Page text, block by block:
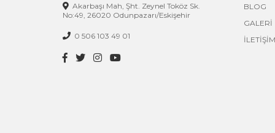
Akarbaşı Mah, Şht. Zeynel Toköz Sk.
No:49, 26020 Odunpazarı/Eskişehir
0 506 103 49 01
BLOG
GALERİ
İLETİŞİM